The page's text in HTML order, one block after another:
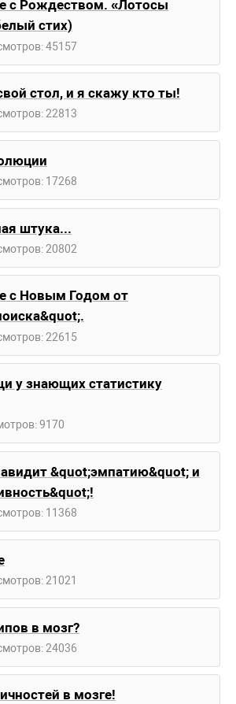
с Рождеством. «Лотосы
стих)
45157
стол, и я скажу кто ты!
22813
17268
штука...
20802
с Новым Годом от
22615
у знающих статистику
9170
&quot;эмпатию&quot; и
11368
21021
в мозг?
24036
в мозге!